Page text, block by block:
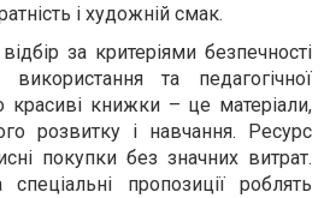
і художній смак.
за критеріями безпечності
використання та педагогічної
красиві книжки – це матеріали,
розвитку і навчання. Ресурс
покупки без значних витрат.
пропозиції роблять